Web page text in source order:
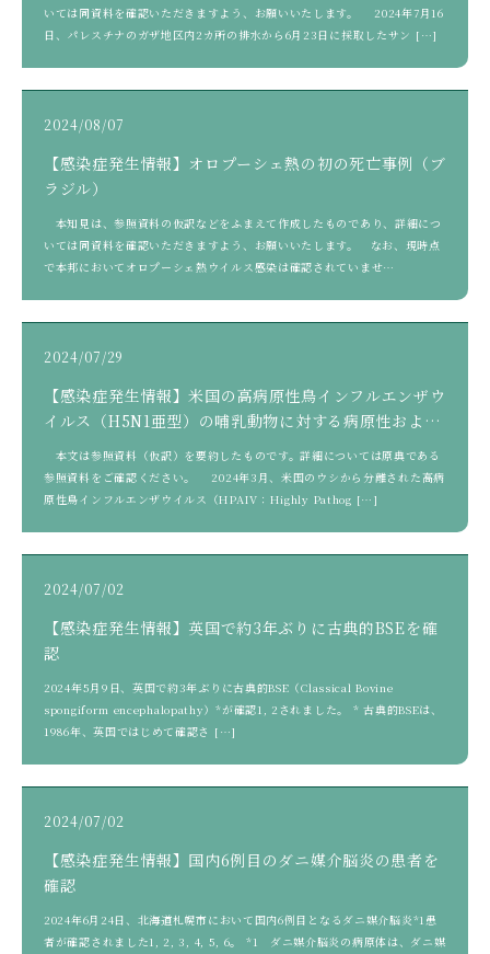
いては同資料を確認いただきますよう、お願いいたします。 2024年7月16
日、パレスチナのガザ地区内2カ所の排水から6月23日に採取したサン […]
2024/08/07
【感染症発生情報】オロプーシェ熱の初の死亡事例（ブ
ラジル）
本知見は、参照資料の仮訳などをふまえて作成したものであり、詳細につ
いては同資料を確認いただきますよう、お願いいたします。 なお、現時点
で本邦においてオロプーシェ熱ウイルス感染は確認されていませ
2024/07/29
【感染症発生情報】米国の高病原性鳥インフルエンザウ
イルス（H5N1亜型）の哺乳動物に対する病原性および
伝播性
本文は参照資料（仮訳）を要約したものです。詳細については原典である
参照資料をご確認ください。 2024年3月、米国のウシから分離された高病
原性鳥インフルエンザウイルス（HPAIV：Highly Pathog […]
2024/07/02
【感染症発生情報】英国で約3年ぶりに古典的BSEを確
認
2024年5月9日、英国で約3年ぶりに古典的BSE（Classical Bovine
spongiform encephalopathy）*が確認1, 2されました。 * 古典的BSEは、
1986年、英国ではじめて確認さ […]
2024/07/02
【感染症発生情報】国内6例目のダニ媒介脳炎の患者を
確認
2024年6月24日、北海道札幌市において国内6例目となるダニ媒介脳炎*1患
者が確認されました1, 2, 3, 4, 5, 6。 *1 ダニ媒介脳炎の病原体は、ダニ媒